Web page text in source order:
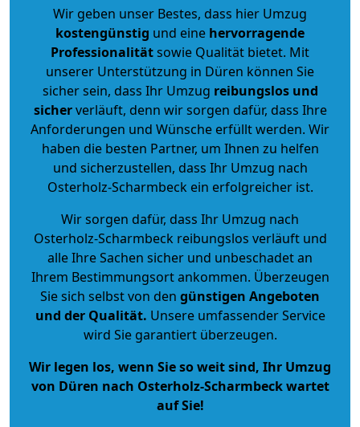
Wir geben unser Bestes, dass hier Umzug
kostengünstig und eine hervorragende
Professionalitätsowie Qualität bietet. Mit
unserer Unterstützung in Düren können Sie
sicher sein, dass Ihr Umzug reibungslos und
sicherverläuft, denn wir sorgen dafür, dass Ihre
Anforderungen und Wünsche erfüllt werden. Wir
haben die besten Partner, um Ihnen zu helfen
und sicherzustellen, dass Ihr Umzug nach
Osterholz-Scharmbeck ein erfolgreicher ist.
Wir sorgen dafür, dass Ihr Umzug nach
Osterholz-Scharmbeck reibungslos verläuft und
alle Ihre Sachen sicher und unbeschadet an
Ihrem Bestimmungsort ankommen. Überzeugen
Sie sich selbst von den günstigen Angeboten
und der Qualität. Unsere umfassender Service
wird Sie garantiert überzeugen.
Wir legen los, wenn Sie so weit sind, Ihr Umzug
von Düren nach Osterholz-Scharmbeck wartet
auf Sie!